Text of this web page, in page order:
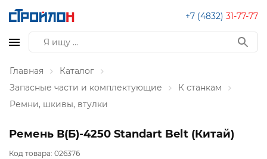
+7 (4832) 31-77-77
Главная
Каталог
Запасные части и комплектующие
К станкам
Ремни, шкивы, втулки
Ремень В(Б)-4250 Standart Belt (Китай)
Код товара: 026376